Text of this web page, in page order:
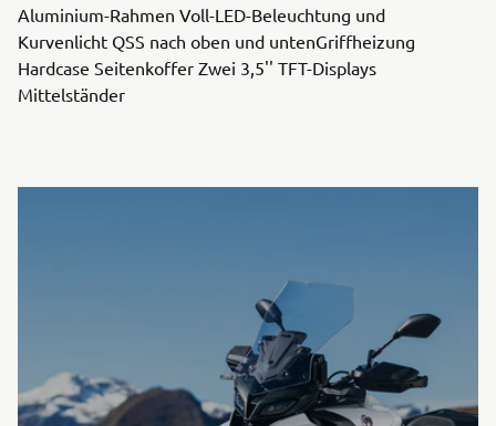
Aluminium-Rahmen Voll-LED-Beleuchtung und
Kurvenlicht QSS nach oben und untenGriffheizung
Hardcase Seitenkoffer Zwei 3,5'' TFT-Displays
Mittelständer